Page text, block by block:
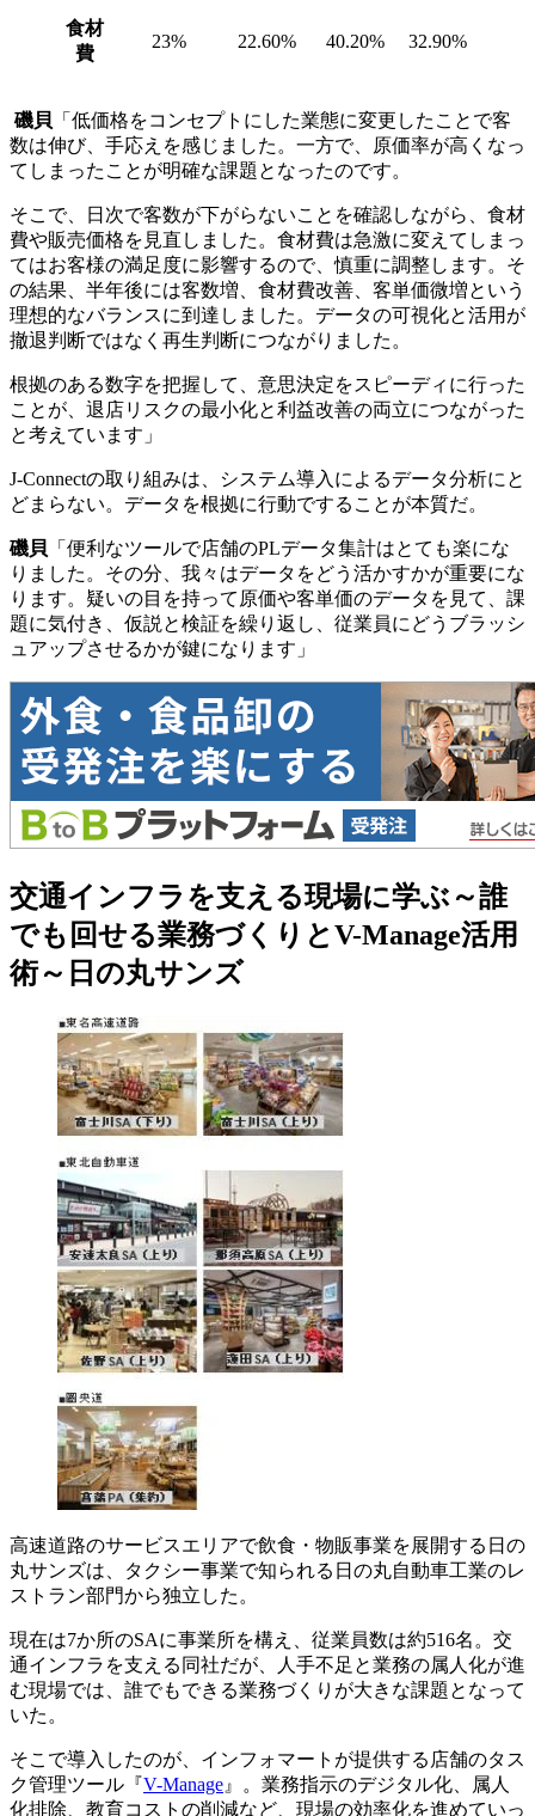
食材
費
23% 22.60% 40.20% 32.90%
磯貝 「低価格をコンセプトにした業態に変更したことで客
数は伸び、手応えを感じました。一方で、原価率が高くなっ
てしまったことが明確な課題となったのです。
そこで、日次で客数が下がらないことを確認しながら、食材
費や販売価格を見直しました。食材費は急激に変えてしまっ
てはお客様の満足度に影響するので、慎重に調整します。そ
の結果、半年後には客数増、食材費改善、客単価微増という
理想的なバランスに到達しました。データの可視化と活用が
撤退判断ではなく再生判断につながりました。
根拠のある数字を把握して、意思決定をスピーディに行った
ことが、退店リスクの最小化と利益改善の両立につながった
と考えています」
J-Connectの取り組みは、システム導入によるデータ分析にと
どまらない。データを根拠に行動ですることが本質だ。
磯貝 「便利なツールで店舗のPLデータ集計はとても楽にな
りました。その分、我々はデータをどう活かすかが重要にな
ります。疑いの目を持って原価や客単価のデータを見て、課
題に気付き、仮説と検証を繰り返し、従業員にどうブラッシ
ュアップさせるかが鍵になります」
交通インフラを支える現場に学ぶ～誰
でも回せる業務づくりとV-Manage活用
術～日の丸サンズ
高速道路のサービスエリアで飲食・物販事業を展開する日の
丸サンズは、タクシー事業で知られる日の丸自動車工業のレ
ストラン部門から独立した。
現在は7か所のSAに事業所を構え、従業員数は約516名。交
通インフラを支える同社だが、人手不足と業務の属人化が進
む現場では、誰でもできる業務づくりが大きな課題となって
いた。
そこで導入したのが、インフォマートが提供する店舗のタス
ク管理ツール『V-Manage 』。業務指示のデジタル化、属人
化排除、教育コストの削減など、現場の効率化を進めていっ